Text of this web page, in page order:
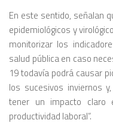
En este sentido, señalan
epidemiológicos y
monitorizar los
salud pública en caso
19 todavía podrá causar
los sucesivos inviernos
tener un impacto
productividad laboral”.